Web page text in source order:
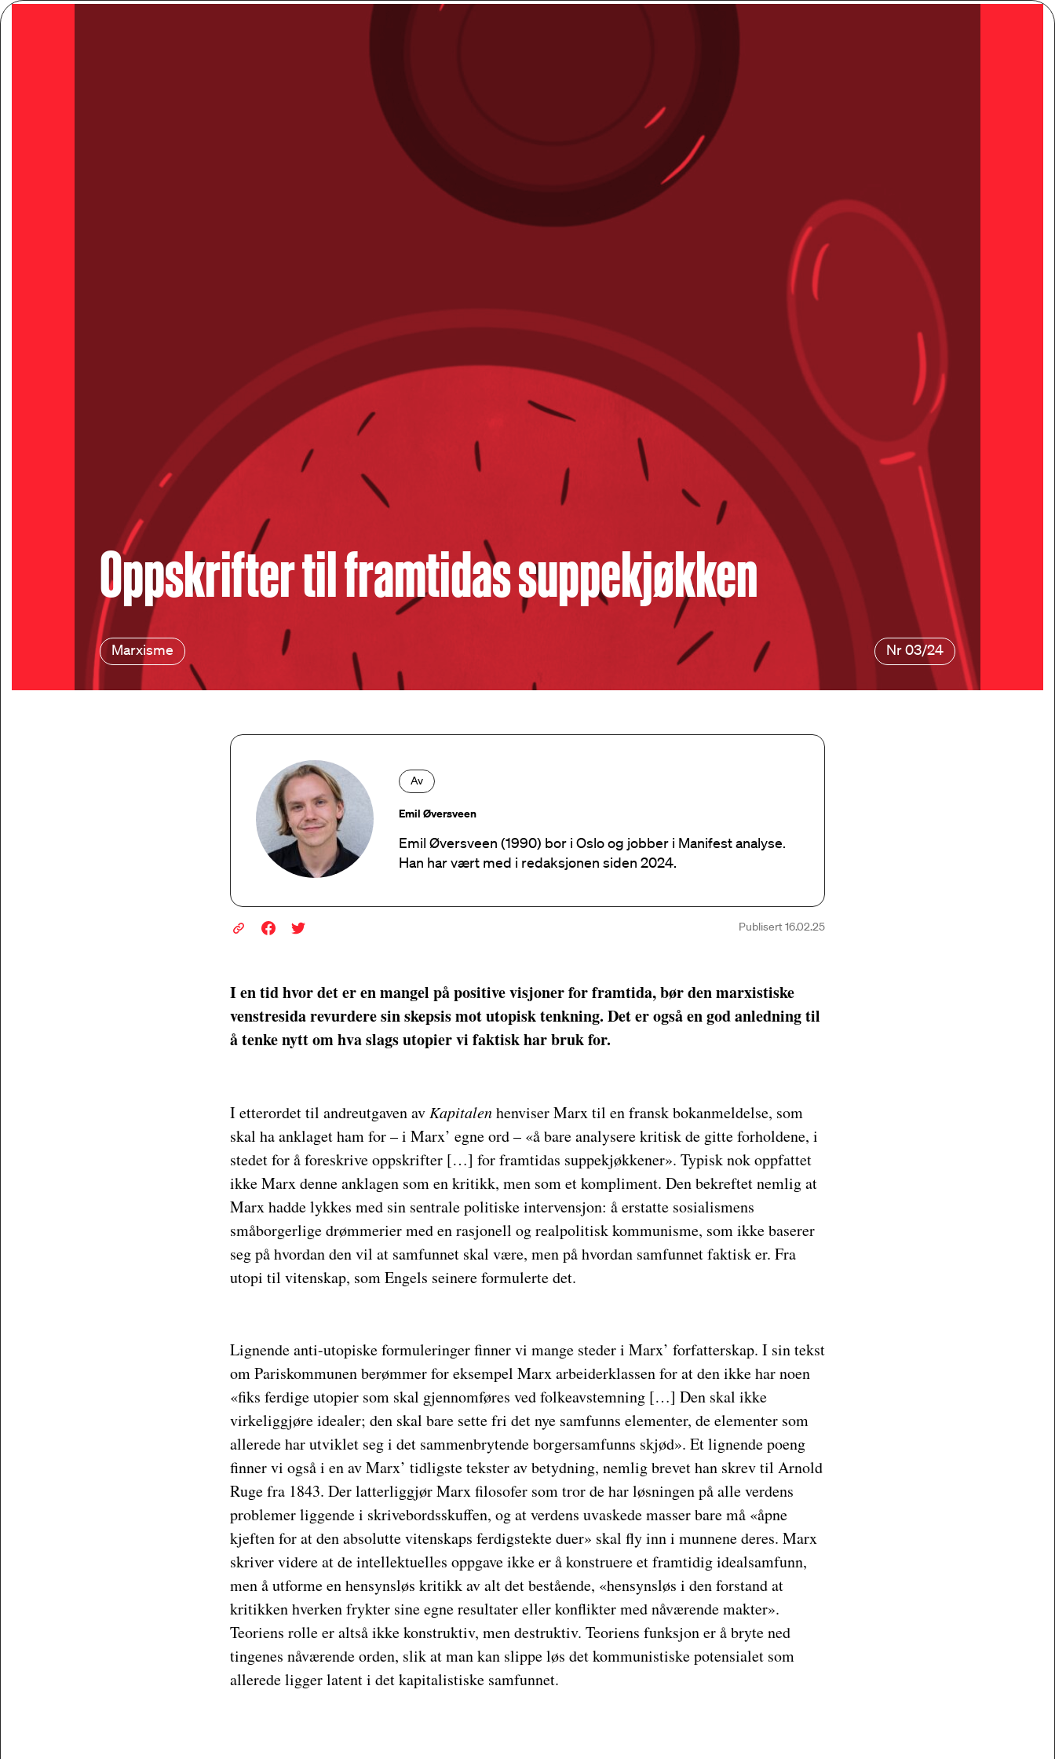
Støtt oss Forlaget Rødt!
Oppskrifter til framtidas suppekjøkken
Marxisme Nr 03/24
Av
Emil Øversveen
Emil Øversveen (1990) bor i Oslo og jobber i Manifest analyse.
Han har vært med i redaksjonen siden 2024.
Publisert 16.02.25
I en tid hvor det er en mangel på positive visjoner for framtida, bør den marxistiske
venstresida revurdere sin skepsis mot utopisk tenkning. Det er også en god anledning til
å tenke nytt om hva slags utopier vi faktisk har bruk for.
I etterordet til andreutgaven avKapitalenhenviser Marx til en fransk bokanmeldelse, som
skal ha anklaget ham for – i Marx’ egne ord – «å bare analysere kritisk de gitte forholdene, i
stedet for å foreskrive oppskrifter […] for framtidas suppekjøkkener». Typisk nok oppfattet
ikke Marx denne anklagen som en kritikk, men som et kompliment. Den bekreftet nemlig at
Marx hadde lykkes med sin sentrale politiske intervensjon: å erstatte sosialismens
småborgerlige drømmerier med en rasjonell og realpolitisk kommunisme, som ikke baserer
seg på hvordan den vil at samfunnet skal være, men på hvordan samfunnet faktisk er. Fra
utopi til vitenskap, som Engels seinere formulerte det.
Lignende anti-utopiske formuleringer finner vi mange steder i Marx’ forfatterskap. I sin tekst
om Pariskommunen berømmer for eksempel Marx arbeiderklassen for at den ikke har noen
«fiks ferdige utopier som skal gjennomføres ved folkeavstemning […] Den skal ikke
virkeliggjøre idealer; den skal bare sette fri det nye samfunns elementer, de elementer som
allerede har utviklet seg i det sammenbrytende borgersamfunns skjød». Et lignende poeng
finner vi også i en av Marx’ tidligste tekster av betydning, nemlig brevet han skrev til Arnold
Ruge fra 1843. Der latterliggjør Marx filosofer som tror de har løsningen på alle verdens
problemer liggende i skrivebordsskuffen, og at verdens uvaskede masser bare må «åpne
kjeften for at den absolutte vitenskaps ferdigstekte duer» skal fly inn i munnene deres. Marx
skriver videre at de intellektuelles oppgave ikke er å konstruere et framtidig idealsamfunn,
men å utforme en hensynsløs kritikk av alt det bestående, «hensynsløs i den forstand at
kritikken hverken frykter sine egne resultater eller konflikter med nåværende makter».
Teoriens rolle er altså ikke konstruktiv, men destruktiv. Teoriens funksjon er å bryte ned
tingenes nåværende orden, slik at man kan slippe løs det kommunistiske potensialet som
allerede ligger latent i det kapitalistiske samfunnet.